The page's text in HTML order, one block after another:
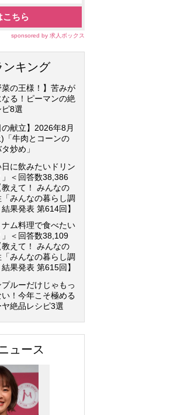
こちら
sponsored by 求人ボックス
ンキング
菜の王様！】苦みが
なる！ピーマンの絶
8選
の献立】2026年8月
「牛肉とコーンの
炒め」
日に飲みたいドリン
」＜回答数38,386
えて！ みんなの
みんなの暮らし調
果発表 第614回】
ナム料理で食べたい
」＜回答数38,109
えて！ みんなの
みんなの暮らし調
果発表 第615回】
ルーだけじゃもっ
い！今年こそ極める
ヤ絶品レシピ3選
ュース